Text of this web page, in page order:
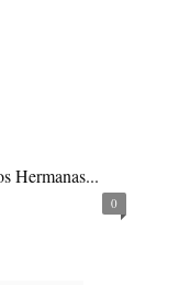
Hermanas...
0